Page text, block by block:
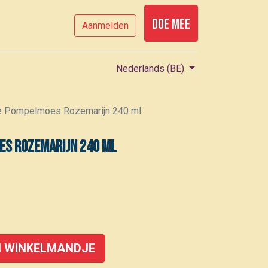
Aanmelden Doe mee
Nederlands (BE)
Pompelmoes Rozemarijn 240 ml
Rozemarijn 240 ml
WINKELMANDJE